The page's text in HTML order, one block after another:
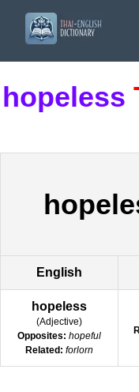
hopeless
English
hopeless
(Adjective)
Opposites: hopeful
Related: forlorn